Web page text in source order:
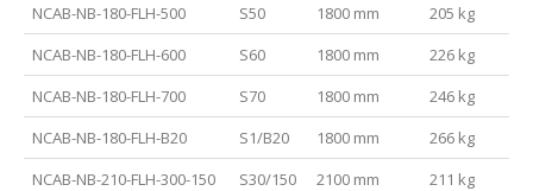
NCAB-NB-180-FLH-500
S50 1800 mm
205 kg
NCAB-NB-180-FLH-600
S60 1800 mm
226 kg
NCAB-NB-180-FLH-700
S70 1800 mm
246 kg
NCAB-NB-180-FLH-B20
S1/B20 1800 mm
266 kg
NCAB-NB-210-FLH-300-150
S30/150 2100 mm
211 kg